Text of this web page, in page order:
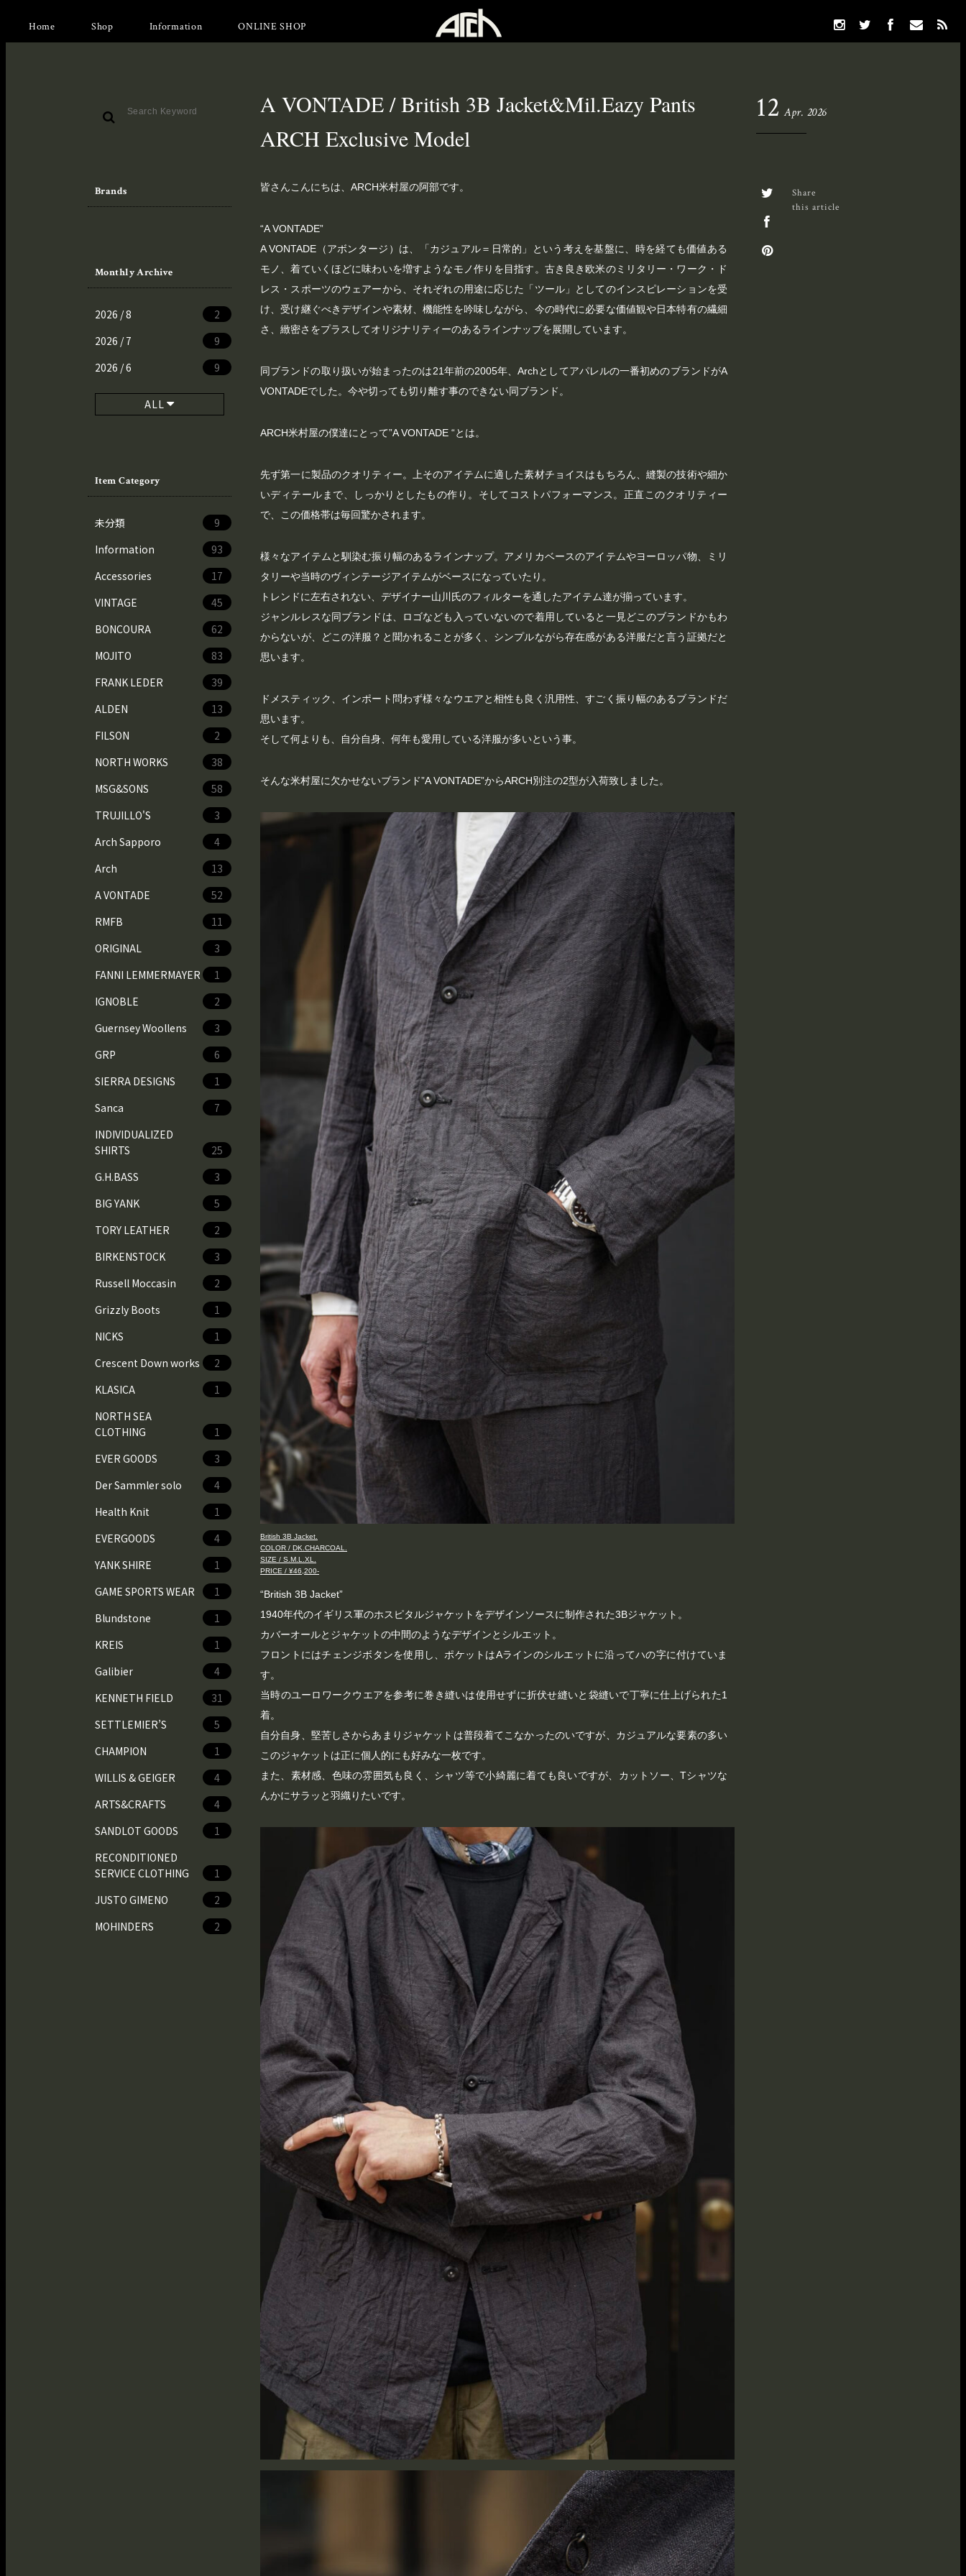
Home Shop Information ONLINE SHOP
Brands
Monthly Archive
2026 / 8
2
2026 / 7
9
2026 / 6
9
ALL
Item Category
未分類
9
Information
93
Accessories
17
VINTAGE
45
BONCOURA
62
MOJITO
83
FRANK LEDER
39
ALDEN
13
FILSON
2
NORTH WORKS
38
MSG&SONS
58
TRUJILLO'S
3
Arch Sapporo
4
Arch
13
A VONTADE
52
RMFB
11
ORIGINAL
3
FANNI LEMMERMAYER
1
IGNOBLE
2
Guernsey Woollens
3
GRP
6
SIERRA DESIGNS
1
Sanca
7
INDIVIDUALIZED
SHIRTS
25
G.H.BASS
3
BIG YANK
5
TORY LEATHER
2
BIRKENSTOCK
3
Russell Moccasin
2
Grizzly Boots
1
NICKS
1
Crescent Down works
2
KLASICA
1
NORTH SEA
CLOTHING
1
EVER GOODS
3
Der Sammler solo
4
Health Knit
1
EVERGOODS
4
YANK SHIRE
1
GAME SPORTS WEAR
1
Blundstone
1
KREIS
1
Galibier
4
KENNETH FIELD
31
SETTLEMIER’S
5
CHAMPION
1
WILLIS & GEIGER
4
ARTS&CRAFTS
4
SANDLOT GOODS
1
RECONDITIONED
SERVICE CLOTHING
1
JUSTO GIMENO
2
MOHINDERS
2
A VONTADE / British 3B Jacket&Mil.Eazy Pants
ARCH Exclusive Model
12 Apr. 2026
Share
this article
皆さんこんにちは、ARCH米村屋の阿部です。
“A VONTADE”
A VONTADE（アボンタージ）は、「カジュアル＝日常的」という考えを基盤に、時を経ても価値ある
モノ、着ていくほどに味わいを増すようなモノ作りを目指す。古き良き欧米のミリタリー・ワーク・ド
レス・スポーツのウェアーから、それぞれの用途に応じた「ツール」としてのインスピレーションを受
け、受け継ぐべきデザインや素材、機能性を吟味しながら、今の時代に必要な価値観や日本特有の繊細
さ、緻密さをプラスしてオリジナリティーのあるラインナップを展開しています。
同ブランドの取り扱いが始まったのは21年前の2005年、Archとしてアパレルの一番初めのブランドがA
VONTADEでした。今や切っても切り離す事のできない同ブランド。
ARCH米村屋の僕達にとって”A VONTADE “とは。
先ず第一に製品のクオリティー。上そのアイテムに適した素材チョイスはもちろん、縫製の技術や細か
いディテールまで、しっかりとしたもの作り。そしてコストパフォーマンス。正直このクオリティー
で、この価格帯は毎回驚かされます。
様々なアイテムと馴染む振り幅のあるラインナップ。アメリカベースのアイテムやヨーロッパ物、ミリ
タリーや当時のヴィンテージアイテムがベースになっていたり。
トレンドに左右されない、デザイナー山川氏のフィルターを通したアイテム達が揃っています。
ジャンルレスな同ブランドは、ロゴなども入っていないので着用していると一見どこのブランドかもわ
からないが、どこの洋服？と聞かれることが多く、シンプルながら存在感がある洋服だと言う証拠だと
思います。
ドメスティック、インポート問わず様々なウエアと相性も良く汎用性、すごく振り幅のあるブランドだ
思います。
そして何よりも、自分自身、何年も愛用している洋服が多いという事。
そんな米村屋に欠かせないブランド”A VONTADE”からARCH別注の2型が入荷致しました。
British 3B Jacket.
COLOR / DK.CHARCOAL.
SIZE / S.M.L.XL.
PRICE / ¥46,200-
“British 3B Jacket”
1940年代のイギリス軍のホスピタルジャケットをデザインソースに制作された3Bジャケット。
カバーオールとジャケットの中間のようなデザインとシルエット。
フロントにはチェンジボタンを使用し、ポケットはAラインのシルエットに沿ってハの字に付けていま
す。
当時のユーロワークウエアを参考に巻き縫いは使用せずに折伏せ縫いと袋縫いで丁寧に仕上げられた1
着。
自分自身、堅苦しさからあまりジャケットは普段着てこなかったのいですが、カジュアルな要素の多い
このジャケットは正に個人的にも好みな一枚です。
また、素材感、色味の雰囲気も良く、シャツ等で小綺麗に着ても良いですが、カットソー、Tシャツな
んかにサラッと羽織りたいです。